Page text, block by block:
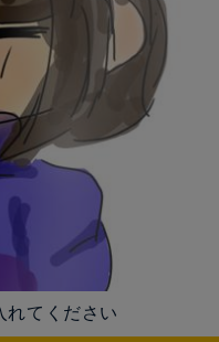
れてください